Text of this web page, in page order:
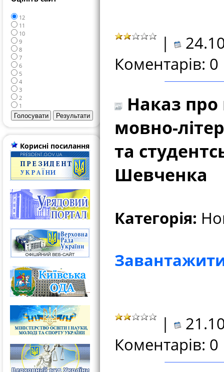
12
11
10
9
8
7
6
5
4
3
2
1
Корисні посилання
|
Коментарів:
Наказ
мовно-
та
Шевченка
Категорія:
|
Коментарів: